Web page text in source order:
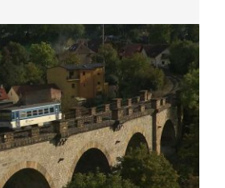
je tunel pod Špičákem měřící
nejdelší železniční tunel
Uhersku. Za zmínku stojí
Ruda - Alžbětín, která je
ni prochází státní hranice.